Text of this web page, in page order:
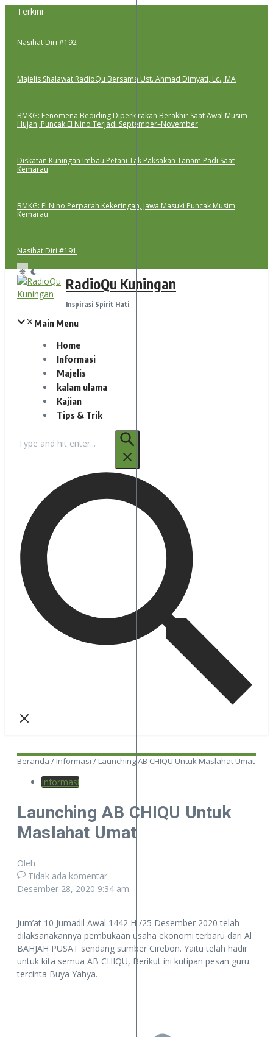
Lewati
Terkini
Nasihat Diri #192
Majelis Shalawat RadioQu Bersama Ust. Ahmad Dimyati, Lc., MA
BMKG: Fenomena Bediding Diperkirakan Berakhir Saat Awal Musim
Hujan, Puncak El Nino Terjadi September–November
Diskatan Kuningan Imbau Petani Tak Paksakan Tanam Padi Saat
Kemarau
BMKG: El Nino Perparah Kekeringan, Jawa Masuki Puncak Musim
Kemarau
Nasihat Diri #191
RadioQu Kuningan
Inspirasi Spirit Hati
Main Menu
Home
Informasi
Majelis
kalam ulama
Kajian
Tips & Trik
untuk:
Beranda / Informasi / Launching AB CHIQU Untuk Maslahat Umat
Informasi
Launching AB CHIQU Untuk
Maslahat Umat
Oleh
Tidak ada komentar
Desember 28, 2020 9:34 am
Jum’at 10 Jumadil Awal 1442 H /25 Desember 2020 telah
dilaksanakannya pembukaan usaha ekonomi terbaru dari Al
BAHJAH PUSAT sendang sumber Cirebon. Yaitu telah hadir
untuk kita semua AB CHIQU, Berikut ini kutipan pesan guru
tercinta Buya Yahya.